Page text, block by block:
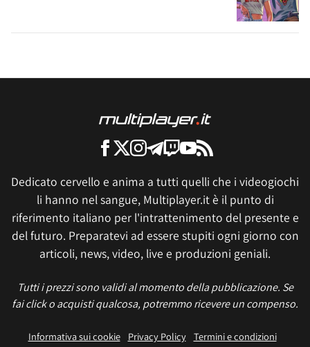
Dedicato cervello e anima a tutti quelli che i videogiochi
li hanno nel sangue, Multiplayer.it è il punto di
riferimento italiano per l'intrattenimento del presente e
del futuro. Preparatevi ad essere stupiti ogni giorno con
articoli, news, video, live e produzioni geniali.
Tutti i prezzi sono validi al momento della pubblicazione. Se
fai click o acquisti qualcosa, potremmo ricevere un compenso.
Informativa sui cookie Privacy Policy
Termini e condizioni